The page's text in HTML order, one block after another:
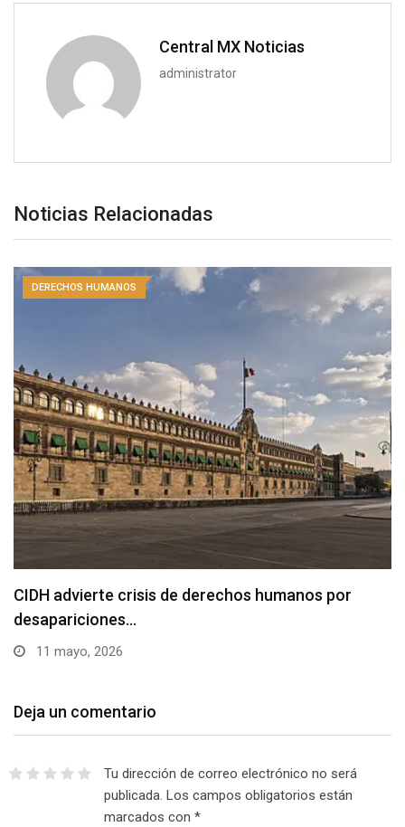
Central MX Noticias
administrator
Noticias Relacionadas
DERECHOS HUMANOS
CIDH advierte crisis de derechos humanos por
desapariciones…
11 mayo, 2026
Deja un comentario
Tu dirección de correo electrónico no será
publicada. Los campos obligatorios están
marcados con *